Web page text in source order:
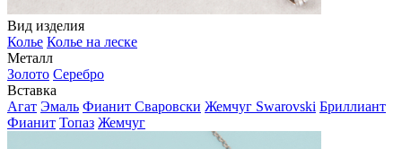
Вид изделия
Колье Колье на леске
Металл
Золото Серебро
Вставка
Агат Эмаль Фианит Сваровски Жемчуг Swarovski Бриллиант
Фианит Топаз Жемчуг